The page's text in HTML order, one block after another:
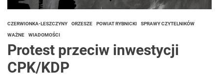
CZERWIONKA-LESZCZYNY ORZESZE POWIAT RYBNICKI SPRAWY CZYTELNIKÓW
WAŻNE WIADOMOŚCI
Protest przeciw inwestycji
CPK/KDP